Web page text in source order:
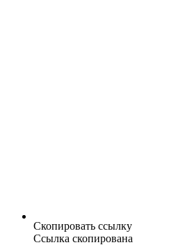
Скопировать ссылку
Ссылка скопирована